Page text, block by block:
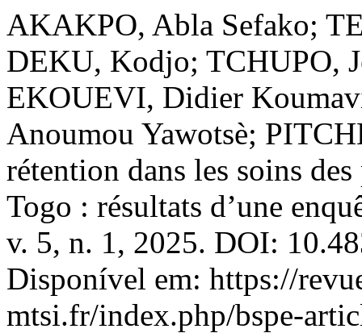
AKAKPO, Abla Sefako;
DEKU, Kodjo; TCHUPO,
EKOUEVI, Didier
Anoumou Yawotsè;
rétention dans les soins
Togo : résultats d’une
v. 5, n. 1, 2025. DOI:
Disponível em: https://
mtsi.fr/index.php/bspe-